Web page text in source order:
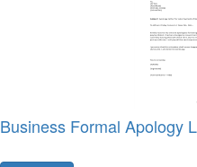
Business Formal Apology